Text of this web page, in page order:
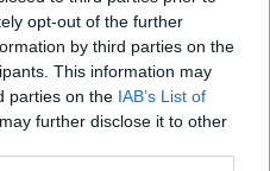
opt-out of the further
by third parties on the
This information may
parties on the IAB’s List of
further disclose it to other
στην KG Mobility
Ατρόμητος και Novibet